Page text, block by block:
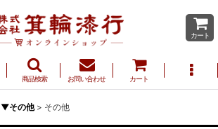
カート
商品検索 お問い合わせ カート
▼その他 > その他